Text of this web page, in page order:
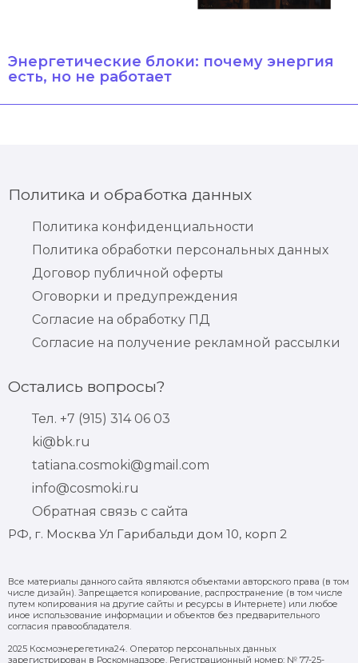
Энергетические блоки: почему энергия
есть, но не работает
Политика и обработка данных
Политика конфиденциальности
Политика обработки персональных данных
Договор публичной оферты
Оговорки и предупреждения
Согласие на обработку ПД
Согласие на получение рекламной рассылки
Остались вопросы?
Тел. +7 (915) 314 06 03
ki@bk.ru
tatiana.cosmoki@gmail.com
info@cosmoki.ru
Обратная связь с сайта
РФ, г. Москва Ул Гарибальди дом 10, корп 2
Все материалы данного сайта являются объектами авторского права (в том
числе дизайн). Запрещается копирование, распространение (в том числе
путем копирования на другие сайты и ресурсы в Интернете) или любое
иное использование информации и объектов без предварительного
согласия правообладателя.
2025 Космоэнерегетика24. Оператор персональных данных
зарегистрирован в Роскомнадзоре. Регистрационный номер: № 77-25-